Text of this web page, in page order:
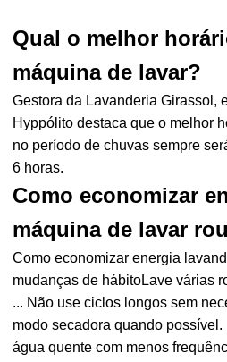
Qual o melhor
máquina de lavar?
Gestora da Lavanderia Girassol,
Hyppólito destaca que o melhor
no período de chuvas sempre
6 horas.
Como economizar
máquina de lavar
Como economizar energia
mudanças de hábitoLave várias
... Não use ciclos longos sem
modo secadora quando possível.
água quente com menos